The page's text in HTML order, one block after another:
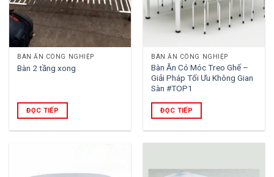
BÀN ĂN CÔNG NGHIỆP
Bàn 2 tầng xong
ĐỌC TIẾP
BÀN ĂN CÔNG NGHIỆP
Bàn Ăn Có Móc Treo Ghế –
Giải Pháp Tối Ưu Không Gian
Sàn #TOP1
ĐỌC TIẾP